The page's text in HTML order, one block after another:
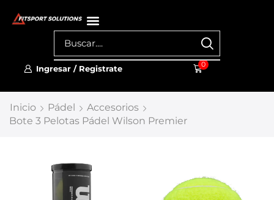
Ingresar / Registrate 0
Inicio Pádel
Accesorios
Bote 3 Pelotas Pádel Wilson Premier